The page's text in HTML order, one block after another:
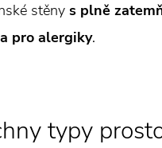
stěny s plně
pro alergiky.
typy